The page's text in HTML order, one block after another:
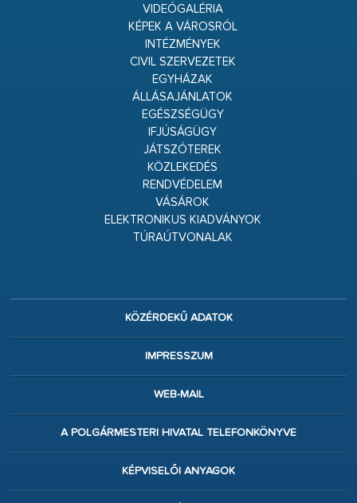
VIDEÓGALÉRIA
KÉPEK A VÁROSRÓL
INTÉZMÉNYEK
CIVIL SZERVEZETEK
EGYHÁZAK
ÁLLÁSAJÁNLATOK
EGÉSZSÉGÜGY
IFJÚSÁGÜGY
JÁTSZÓTEREK
KÖZLEKEDÉS
RENDVÉDELEM
VÁSÁROK
ELEKTRONIKUS KIADVÁNYOK
TÚRAÚTVONALAK
KÖZÉRDEKŰ ADATOK
IMPRESSZUM
WEB-MAIL
A POLGÁRMESTERI HIVATAL TELEFONKÖNYVE
KÉPVISELŐI ANYAGOK